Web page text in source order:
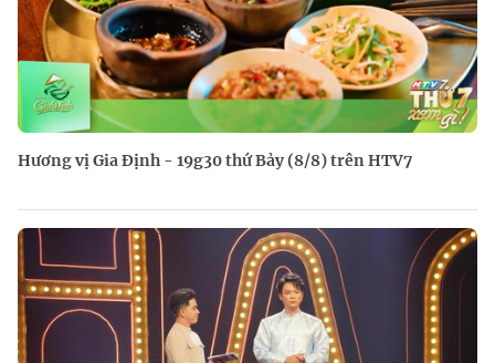
Hương vị Gia Định - 19g30 thứ Bảy (8/8) trên HTV7